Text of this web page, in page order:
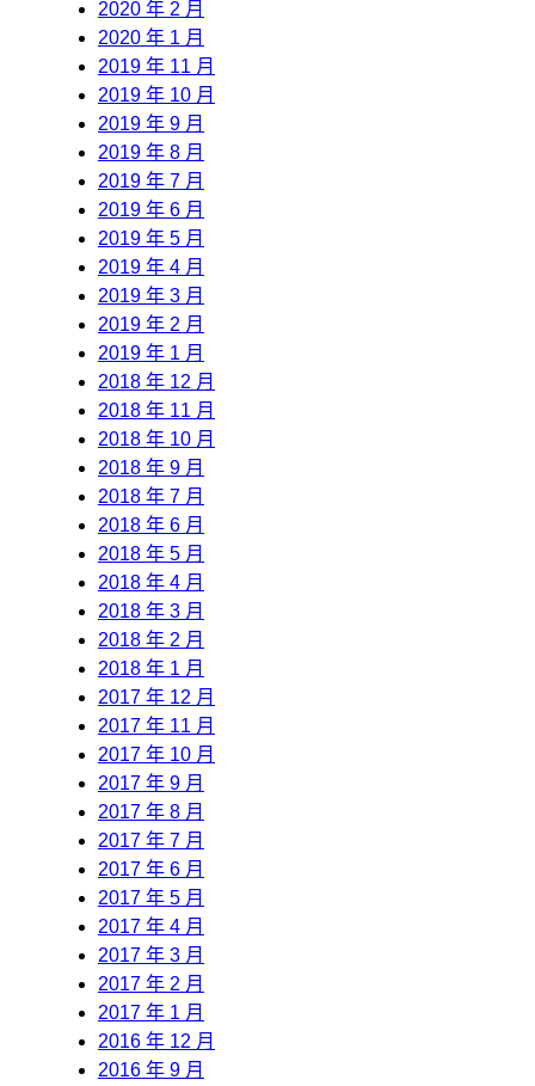
2020 年 2 月
2020 年 1 月
2019 年 11 月
2019 年 10 月
2019 年 9 月
2019 年 8 月
2019 年 7 月
2019 年 6 月
2019 年 5 月
2019 年 4 月
2019 年 3 月
2019 年 2 月
2019 年 1 月
2018 年 12 月
2018 年 11 月
2018 年 10 月
2018 年 9 月
2018 年 7 月
2018 年 6 月
2018 年 5 月
2018 年 4 月
2018 年 3 月
2018 年 2 月
2018 年 1 月
2017 年 12 月
2017 年 11 月
2017 年 10 月
2017 年 9 月
2017 年 8 月
2017 年 7 月
2017 年 6 月
2017 年 5 月
2017 年 4 月
2017 年 3 月
2017 年 2 月
2017 年 1 月
2016 年 12 月
2016 年 9 月